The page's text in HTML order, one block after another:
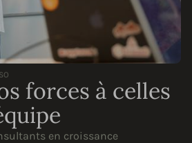
forces à celles
en croissance